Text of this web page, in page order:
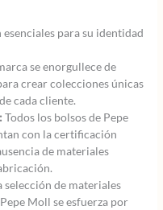
esenciales para su identidad
se enorgullece de
crear colecciones únicas
cada cliente.
Todos los bolsos de Pepe
con la certificación
de materiales
selección de materiales
Moll se esfuerza por